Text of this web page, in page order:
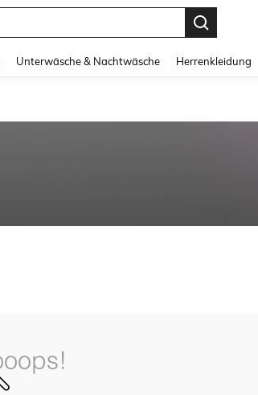
Unterwäsche & Nachtwäsche Herrenkleidung